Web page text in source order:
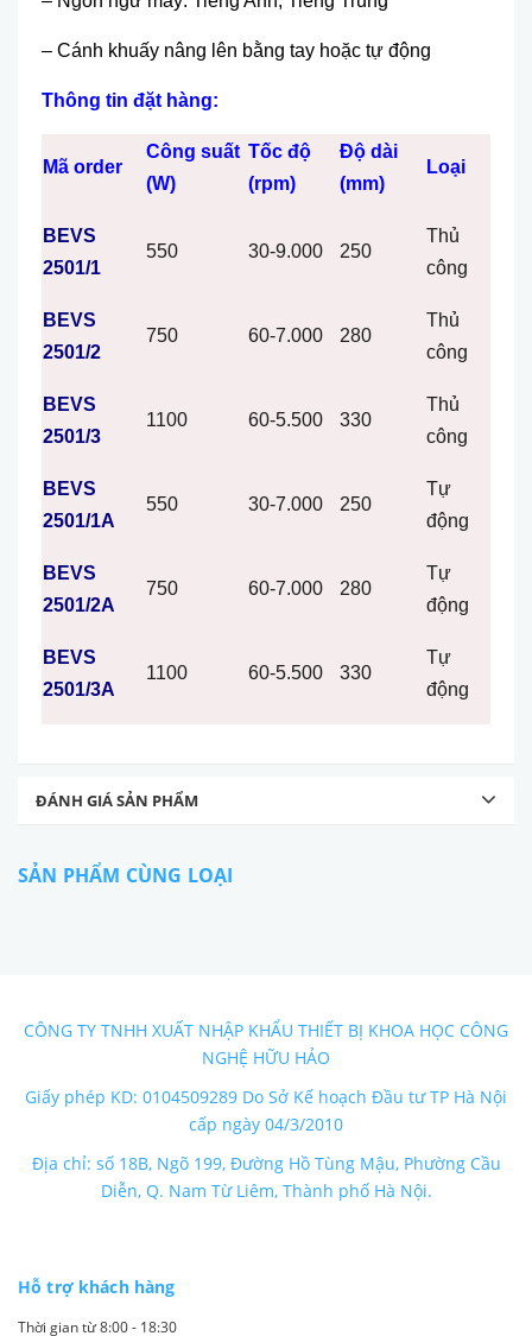
– Cánh khuấy nâng lên bằng tay hoặc tự động
Thông tin đặt hàng:
Mã order
Công suất
(W)
Tốc độ
(rpm)
Độ dài
(mm)
Loại
BEVS
2501/1
550 30-9.000 250
Thủ
công
BEVS
2501/2
750 60-7.000 280
Thủ
công
BEVS
2501/3
1100 60-5.500 330
Thủ
công
BEVS
2501/1A
550 30-7.000 250
Tự
động
BEVS
2501/2A
750 60-7.000 280
Tự
động
BEVS
2501/3A
1100 60-5.500 330
Tự
động
ĐÁNH GIÁ SẢN PHẨM
SẢN PHẨM CÙNG LOẠI
CÔNG TY TNHH XUẤT NHẬP KHẨU THIẾT BỊ KHOA HỌC CÔNG
NGHỆ HỮU HẢO
Giấy phép KD: 0104509289 Do Sở Kế hoạch Đầu tư TP Hà Nội
cấp ngày 04/3/2010
Địa chỉ: số 18B, Ngõ 199, Đường Hồ Tùng Mậu, Phường Cầu
Diễn, Q. Nam Từ Liêm, Thành phố Hà Nội.
Hỗ trợ khách hàng
Thời gian từ 8:00 - 18:30